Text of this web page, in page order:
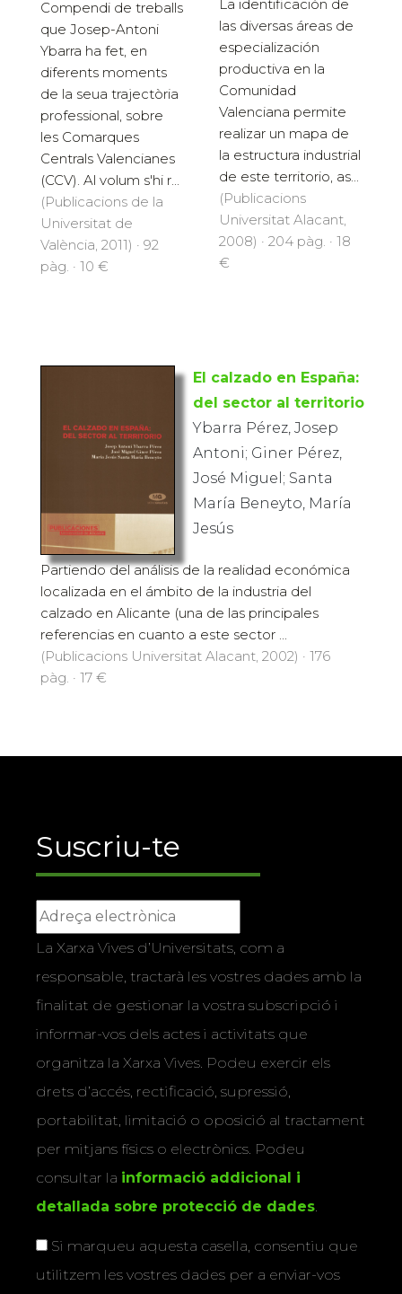
Compendi de treballs
que Josep-Antoni
Ybarra ha fet, en
diferents moments
de la seua trajectòria
professional, sobre
les Comarques
Centrals Valencianes
(CCV). Al volum s'hi r...
(Publicacions de la
Universitat de
València, 2011) · 92
pàg. · 10 €
La identificación de
las diversas áreas de
especialización
productiva en la
Comunidad
Valenciana permite
realizar un mapa de
la estructura industrial
de este territorio, as...
(Publicacions
Universitat Alacant,
2008) · 204 pàg. · 18
€
El calzado en España:
del sector al territorio
Ybarra Pérez, Josep
Antoni; Giner Pérez,
José Miguel; Santa
María Beneyto, María
Jesús
Partiendo del análisis de la realidad económica
localizada en el ámbito de la industria del
calzado en Alicante (una de las principales
referencias en cuanto a este sector ...
(Publicacions Universitat Alacant, 2002) · 176
pàg. · 17 €
Suscriu-te
La Xarxa Vives d’Universitats, com a
responsable, tractarà les vostres dades amb la
finalitat de gestionar la vostra subscripció i
informar-vos dels actes i activitats que
organitza la Xarxa Vives. Podeu exercir els
drets d’accés, rectificació, supressió,
portabilitat, limitació o oposició al tractament
per mitjans físics o electrònics. Podeu
consultar la informació addicional i
detallada sobre protecció de dades.
Si marqueu aquesta casella, consentiu que
utilitzem les vostres dades per a enviar-vos